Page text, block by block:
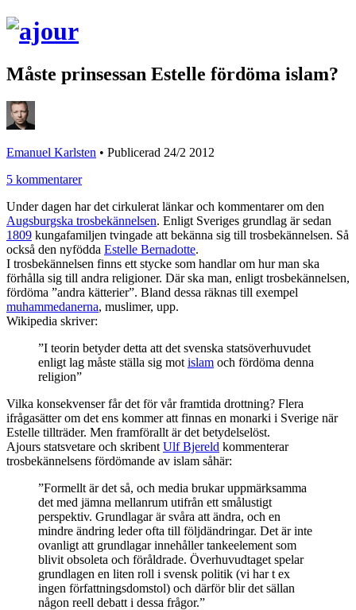
Måste prinsessan Estelle fördöma islam?
Emanuel Karlsten • Publicerad 24/2 2012
5 kommentarer
Under dagen har det cirkulerat länkar och kommentarer om den
Augsburgska trosbekännelsen. Enligt Sveriges grundlag är sedan
1809 kungafamiljen tvingade att bekänna sig till trosbekännelsen. Så
också den nyfödda Estelle Bernadotte.
I trosbekännelsen finns ett stycke som handlar om hur man ska
förhålla sig till andra religioner. Där ska man, enligt trosbekännelsen,
fördöma ”andra kätterier”. Bland dessa räknas till exempel
muhammedanerna, muslimer, upp.
Wikipedia skriver:
”I teorin betyder detta att det svenska statsöverhuvudet
enligt lag måste ställa sig mot islam och fördöma denna
religion”
Vilka konsekvenser får det för vår framtida drottning? Flera
ifrågasätter om det ens kommer att finnas en monarki i Sverige när
Estelle tillträder. Men framförallt är det betydelselöst.
Ajours statsvetare och skribent Ulf Bjereld kommenterar
trosbekännelsens fördömande av islam såhär:
”Formellt är det så, och media brukar uppmärksamma
det med jämna mellanrum utifrån ett smålustigt
perspektiv. Grundlagar är svåra att ändra, och en
mindre ändring leder ofta till följdändringar. Det är inte
ovanligt att grundlagar innehåller tankeelement som
blivit obsoleta och föråldrade. Överhuvudtaget spelar
grundlagen en liten roll i svensk politik (vi har t ex
ingen författningsdomstol) och därför blir det sällan
någon reell debatt i dessa frågor.”